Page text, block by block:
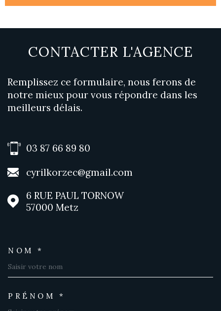
CONTACTER L'AGENCE
Remplissez ce formulaire, nous ferons de
notre mieux pour vous répondre dans les
meilleurs délais.
03 87 66 89 80
cyrilkorzec@gmail.com
6 RUE PAUL TORNOW
57000
Metz
NOM *
PRÉNOM *